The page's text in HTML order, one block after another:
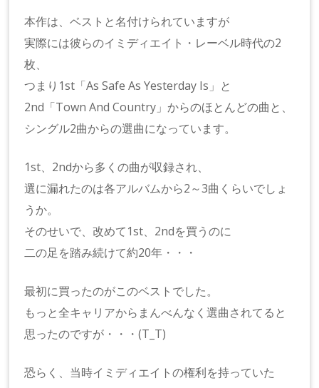
本作は、ベストと名付けられていますが
実際には彼らのイミディエイト・レーベル時代の2
枚、
つまり1st「As Safe As Yesterday Is」と
2nd「Town And Country」からのほとんどの曲と、
シングル2曲からの選曲になっています。
1st、2ndから多くの曲が収録され、
選に漏れたのは各アルバムから2～3曲くらいでしょ
うか。
そのせいで、改めて1st、2ndを買うのに
二の足を踏み続けて約20年・・・
最初に買ったのがこのベストでした。
もっと全キャリアからまんべんなく選曲されてると
思ったのですが・・・(T_T)
恐らく、当時イミディエイトの権利を持っていた